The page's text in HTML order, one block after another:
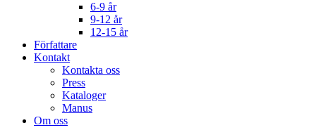
6-9 år
9-12 år
12-15 år
Författare
Kontakt
Kontakta oss
Press
Kataloger
Manus
Om oss